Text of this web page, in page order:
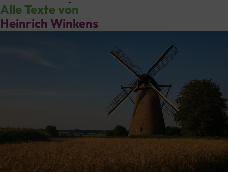
Alle Texte von
Heinrich Winkens